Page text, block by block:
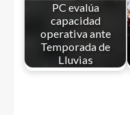
PC evalúa
capacidad
operativa ante
Temporada de
Lluvias